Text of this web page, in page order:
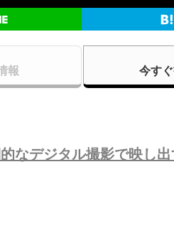
報 今す
的なデジタル撮影で映し